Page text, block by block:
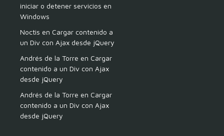
iniciar o detener servicios en
Windows
Noctis en Cargar contenido a
un Div con Ajax desde jQuery
Andrés de la Torre en Cargar
contenido a un Div con Ajax
desde jQuery
Andrés de la Torre en Cargar
contenido a un Div con Ajax
desde jQuery